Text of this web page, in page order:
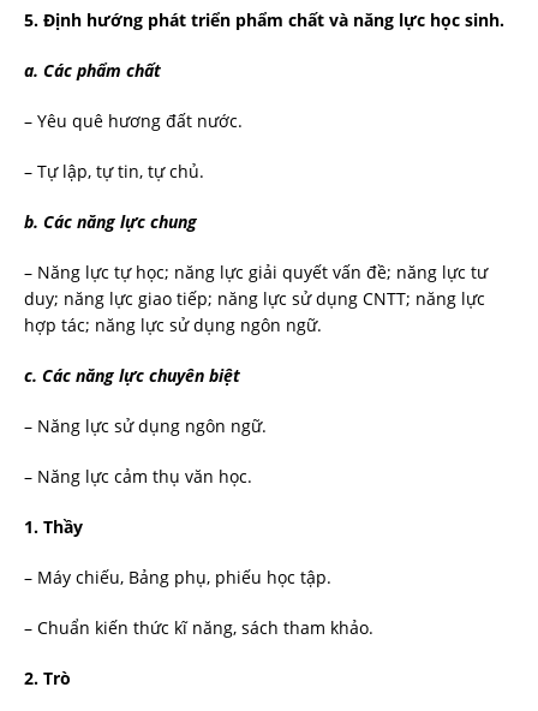
5. Định hướng phát triển phẩm chất và năng lực học sinh.
a. Các phẩm chất
– Yêu quê hương đất nước.
– Tự lập, tự tin, tự chủ.
b. Các năng lực chung
– Năng lực tự học; năng lực giải quyết vấn đề; năng lực tư
duy; năng lực giao tiếp; năng lực sử dụng CNTT; năng lực
hợp tác; năng lực sử dụng ngôn ngữ.
c. Các năng lực chuyên biệt
– Năng lực sử dụng ngôn ngữ.
– Năng lực cảm thụ văn học.
1. Thầy
– Máy chiếu, Bảng phụ, phiếu học tập.
– Chuẩn kiến thức kĩ năng, sách tham khảo.
2. Trò